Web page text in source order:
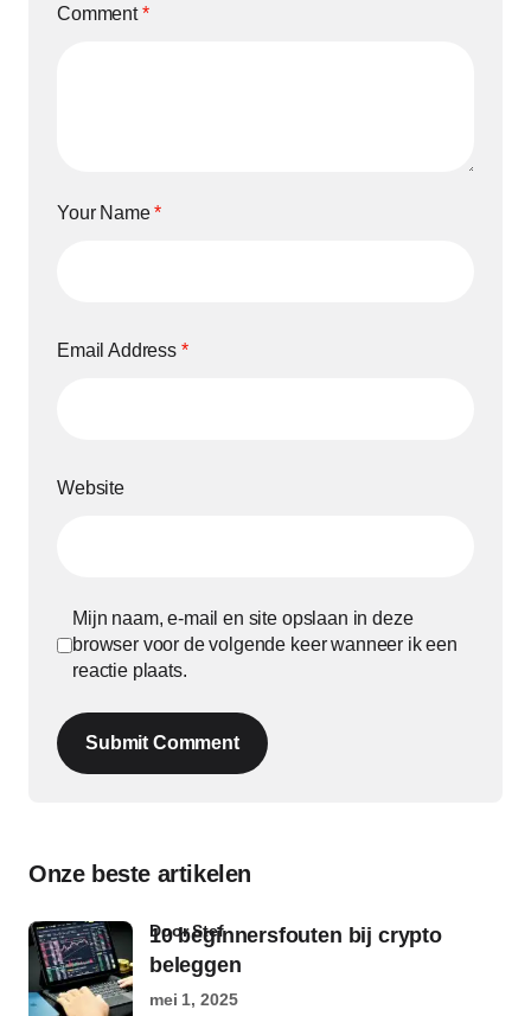
Comment*
Your Name*
Email Address *
Website
Mijn naam, e-mail en site opslaan in deze
browser voor de volgende keer wanneer ik een
reactie plaats.
Submit Comment
Onze beste artikelen
10 beginnersfouten bij crypto
beleggen
door Stef
mei 1, 2025